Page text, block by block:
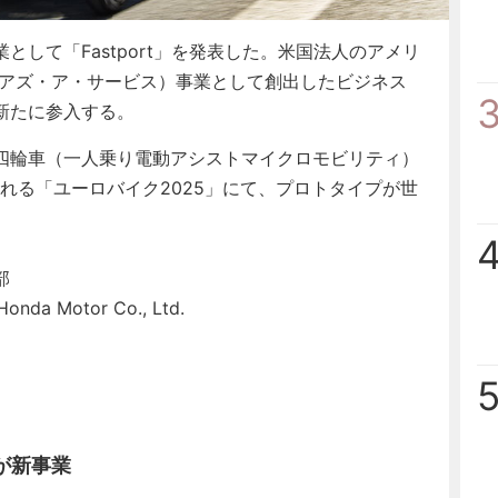
して「Fastport」を発表した。米国法人のアメリ
ズ・ア・サービス）事業として創出したビジネス
に参入する。
車（一人乗り電動アシストマイクロモビリティ）
る「ユーロバイク2025」にて、プロトタイプが世
Motor Co., Ltd.
新事業